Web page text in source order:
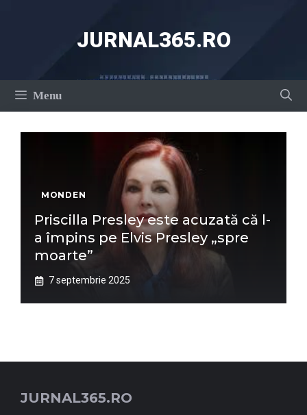
JURNAL365.RO
Menu
MONDEN
Priscilla Presley este acuzată că l-
a împins pe Elvis Presley „spre
moarte”
7 septembrie 2025
JURNAL365.RO